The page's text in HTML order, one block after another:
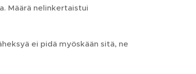
Määrä nelinkertaistui
ei pidä myöskään sitä, ne